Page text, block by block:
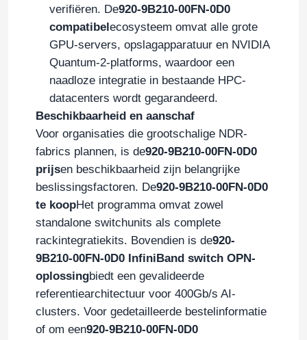
Vraag een offerte aan
optische transceivermodule
De Schakelaar van het Mellanoxnetwerk
De Kaart van het Mellanoxnetwerk
Mellanox -kabel
Mellanox Optische Zendontvanger
Nvidia Network Switch
verifiëren. De920-9B210-00FN-0D0
compatibelecosysteem omvat alle grote
GPU-servers, opslagapparatuur en NVIDIA
Quantum-2-platforms, waardoor een
naadloze integratie in bestaande HPC-
datacenters wordt gegarandeerd.
Beschikbaarheid en aanschaf
Voor organisaties die grootschalige NDR-
fabrics plannen, is de920-9B210-00FN-0D0
prijsen beschikbaarheid zijn belangrijke
beslissingsfactoren. De920-9B210-00FN-0D0
te koopHet programma omvat zowel
standalone switchunits als complete
rackintegratiekits. Bovendien is de920-
9B210-00FN-0D0 InfiniBand switch OPN-
oplossingbiedt een gevalideerde
referentiearchitectuur voor 400Gb/s AI-
clusters. Voor gedetailleerde bestelinformatie
of om een920-9B210-00FN-0D0